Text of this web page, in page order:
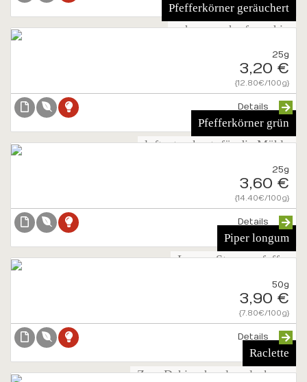
Pfefferkörner geräuchert
schwarz scharf rauchig
Pfefferkörner grün
luftgetrocknet, für die Mühle
25g
3,20 €
{12.80€/100g}
Details
Piper longum
Langer Stangenpfeffer
25g
3,60 €
{14.40€/100g}
Details
Raclette
Zum Dahinschmelzen lecker...
50g
3,90 €
{7.80€/100g}
Details